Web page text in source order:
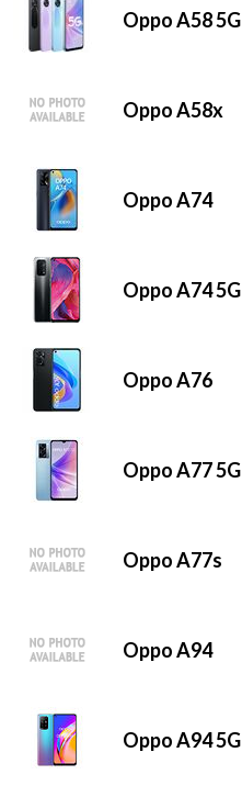
Oppo A58 5G
Oppo A58x
Oppo A74
Oppo A74 5G
Oppo A76
Oppo A77 5G
Oppo A77s
Oppo A94
Oppo A94 5G